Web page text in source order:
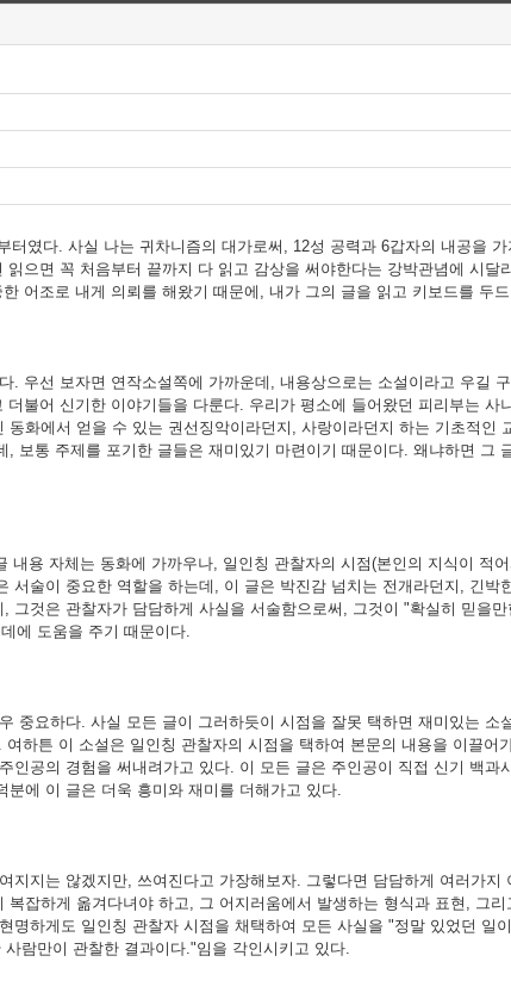
였다. 사실 나는 귀차니즘의 대가로써, 12성 공력과 6갑자의 내공을
으면 꼭 처음부터 끝까지 다 읽고 감상을 써야한다는 강박관념에 시달
어조로 내게 의뢰를 해왔기 때문에, 내가 그의 글을 읽고 키보드를 두
. 우선 보자면 연작소설쪽에 가까운데, 내용상으로는 소설이라고 우길
불어 신기한 이야기들을 다룬다. 우리가 평소에 들어왔던 피리부는 사
화에서 얻을 수 있는 권선징악이라던지, 사랑이라던지 하는 기초적인
보통 주제를 포기한 글들은 재미있기 마련이기 때문이다. 왜냐하면 그
용 자체는 동화에 가까우나, 일인칭 관찰자의 시점(본인의 지식이 적
서술이 중요한 역할을 하는데, 이 글은 박진감 넘치는 전개라던지, 긴박
그것은 관찰자가 담담하게 사실을 서술함으로써, 그것이 "확실히 믿을
에 도움을 주기 때문이다.
중요하다. 사실 모든 글이 그러하듯이 시점을 잘못 택하면 재미있는 소
하튼 이 소설은 일인칭 관찰자의 시점을 택하여 본문의 내용을 이끌어
인공의 경험을 써내려가고 있다. 이 모든 글은 주인공이 직접 신기 백과
에 이 글은 더욱 흥미와 재미를 더해가고 있다.
지지는 않겠지만, 쓰여진다고 가장해보자. 그렇다면 담담하게 여러가지
잡하게 옮겨다녀야 하고, 그 어지러움에서 발생하는 형식과 표현, 그
명하게도 일인칭 관찰자 시점을 채택하여 모든 사실을 "정말 있었던 일
람만이 관찰한 결과이다."임을 각인시키고 있다.